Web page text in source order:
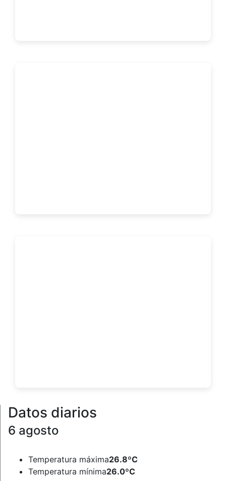
Datos diarios
6 agosto
Temperatura máxima26.8ºC
Temperatura mínima26.0ºC